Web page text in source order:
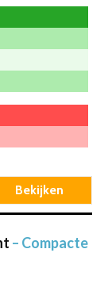
Bekijken
– Compacte